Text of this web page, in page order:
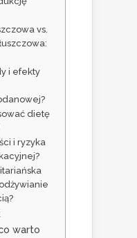
vs.
i efekty
dietę
i ryzyka
warto